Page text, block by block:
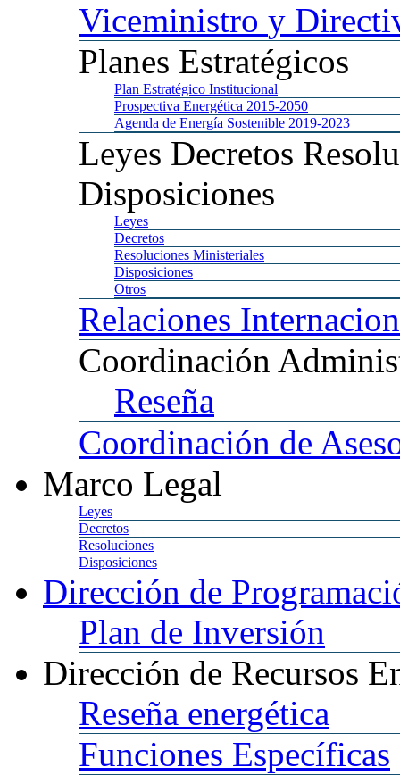
Viceministro y
Planes Estratégicos
Plan Estratégico Institucional
Prospectiva Energética 2015-2050
Agenda de Energía Sostenible 2019-2023
Leyes Decretos
Disposiciones
Leyes
Decretos
Resoluciones Ministeriales
Disposiciones
Otros
Relaciones
Coordinación
Reseña
Coordinación de
Marco Legal
Leyes
Decretos
Resoluciones
Disposiciones
Dirección de
Plan de Inversión
Dirección de Recursos
Reseña energética
Funciones Específicas